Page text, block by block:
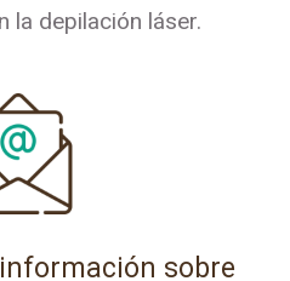
la depilación láser.
sobre